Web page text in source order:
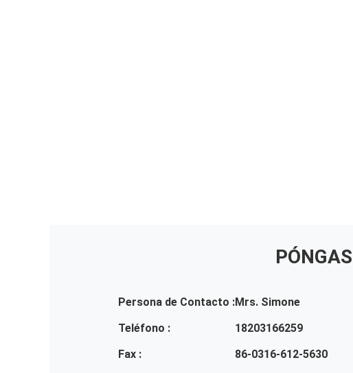
Persona de Contacto :Mrs. Simone
Teléfono :
18203166259
Fax :
86-0316-612-5630